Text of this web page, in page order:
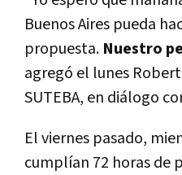
Buenos Aires pueda
propuesta. Nuestro
agregó el lunes
SUTEBA, en diálogo
El viernes pasado,
cumplían 72 horas de